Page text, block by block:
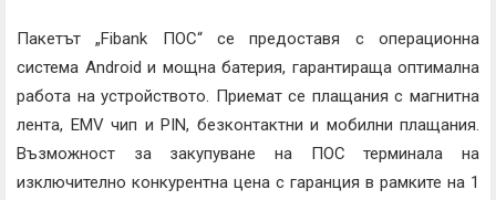
Пакетът „Fibank ПОС“ се предоставя с операционна
система Android и мощна батерия, гарантираща оптимална
работа на устройството. Приемат се плащания с магнитна
лента, EMV чип и PIN, безконтактни и мобилни плащания.
Възможност за закупуване на ПОС терминала на
изключително конкурентна цена с гаранция в рамките на 1